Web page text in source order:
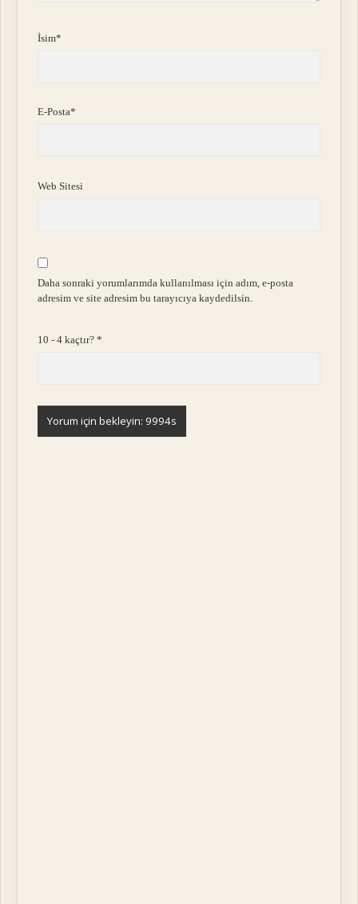
İsim*
E-Posta*
Web Sitesi
Daha sonraki yorumlarımda kullanılması için adım, e-posta
adresim ve site adresim bu tarayıcıya kaydedilsin.
10 - 4 kaçtır?*